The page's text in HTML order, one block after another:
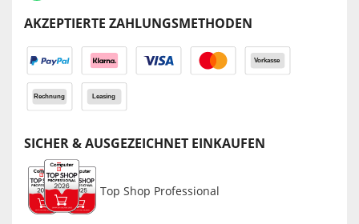
AKZEPTIERTE ZAHLUNGSMETHODEN
SICHER & AUSGEZEICHNET EINKAUFEN
Top Shop Professional